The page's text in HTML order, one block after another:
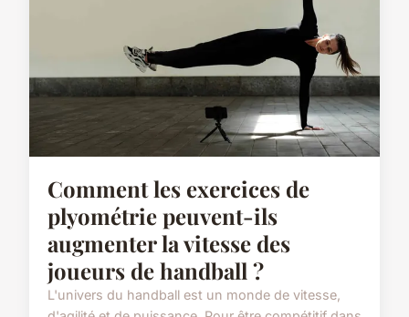
Comment les exercices de
plyométrie peuvent-ils
augmenter la vitesse des
joueurs de handball ?
L'univers du handball est un monde de vitesse,